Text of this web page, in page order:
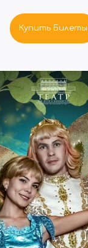
Купить Билеты